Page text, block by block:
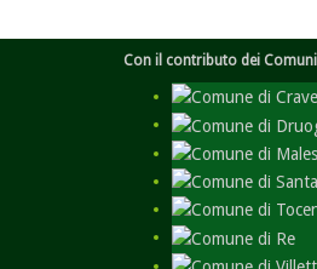
Con il contributo dei Comuni